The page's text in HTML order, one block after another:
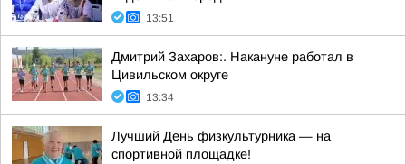
13:51
Дмитрий Захаров:. Накануне работал в
Цивильском округе
13:34
Лучший День физкультурника — на
спортивной площадке!